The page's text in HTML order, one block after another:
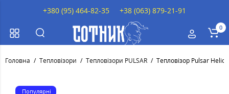
0
Головна Тепловізори Тепловізори PULSAR Тепловізор Pulsar
Популярні
+380 (95) 464-82-35 +38 (063) 879-21-91